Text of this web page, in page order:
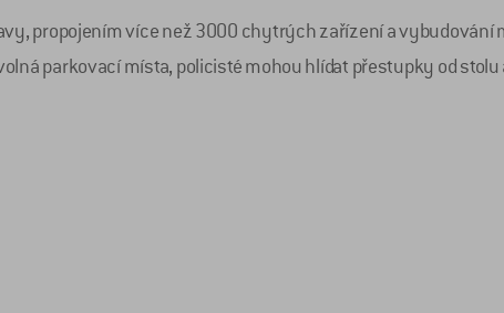
propojením více než 3000 chytrých zařízení a vybudování
parkovací místa, policisté mohou hlídat přestupky od